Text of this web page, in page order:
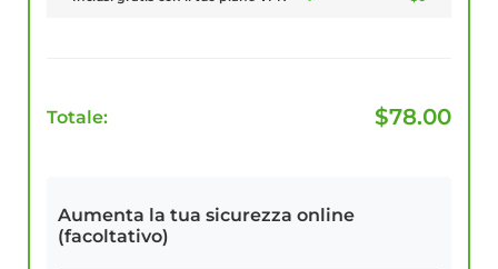
Totale: $78.00
Aumenta la tua sicurezza online
(facoltativo)